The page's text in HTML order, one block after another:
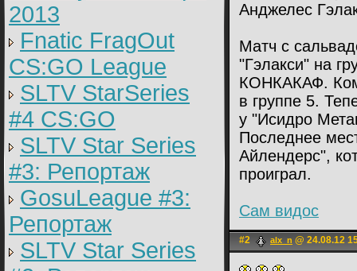
2013
Fnatic FragOut
CS:GO League
SLTV StarSeries
#4 CS:GO
SLTV Star Series
#3: Репортаж
GosuLeague #3:
Репортаж
SLTV Star Series
Анджелес
Матч с
"Гэлакси" на
КОНКАКАФ.
в группе 5.
у "Исидро
Последнее
Айлендерс",
проиграл.
Сам видос
#2 alx_n @ 24.08.12